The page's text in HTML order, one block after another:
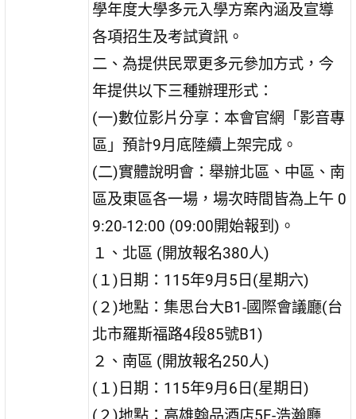
學年度大學多元入學方案內涵及宣導
各項招生及考試資訊。
二、為提供民眾更多元參加方式，今
年提供以下三種辦理形式：
(一)數位影片分享：本會官網「影音專
區」預計9月底陸續上架完成。
(二)實體說明會：舉辦北區、中區、南
區及東區各一場，場次時間皆為上午 0
9:20-12:00 (09:00開始報到)。
１、北區 (開放報名380人)
(１)日期：115年9月5日(星期六)
(２)地點：集思台大B1-國際會議廳(台
北市羅斯福路4段85號B1)
２、南區 (開放報名250人)
(１)日期：115年9月6日(星期日)